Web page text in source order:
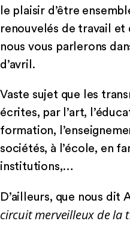
le plaisir d’être
renouvelés de travail et
nous vous parlerons
d’avril.
Vaste sujet que les
écrites, par l’art,
formation,
sociétés, à l’école, en
institutions,…
D’ailleurs, que nous dit
circuit merveilleux de la